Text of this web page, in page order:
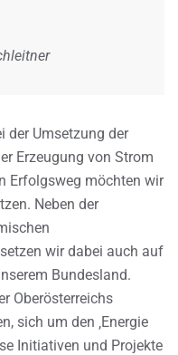
der Umsetzung der
Erzeugung von Strom
Erfolgsweg möchten wir
Neben der
wir dabei auch auf
Bundesland.
Oberösterreichs
sich um den ‚Energie
Initiativen und Projekte